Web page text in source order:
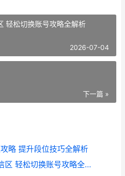
轻松切换账号攻略全解析
2026-07-04
下一篇 »
略 提升段位技巧全解析
王者荣耀如何更改微信区 轻松切换账号攻略全解析